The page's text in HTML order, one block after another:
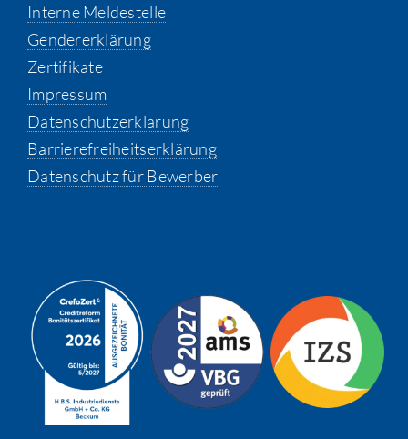
Interne Meldestelle
Gendererklärung
Zertifikate
Impressum
Datenschutzerklärung
Barrierefreiheitserklärung
Datenschutz für Bewerber